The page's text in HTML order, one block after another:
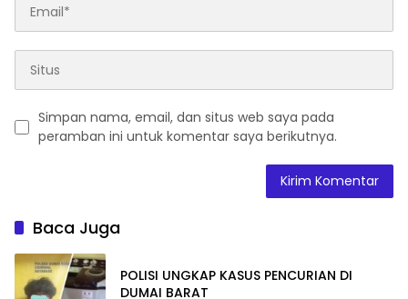
Simpan nama, email, dan situs web saya pada
peramban ini untuk komentar saya berikutnya.
Baca Juga
POLISI UNGKAP KASUS PENCURIAN DI
DUMAI BARAT